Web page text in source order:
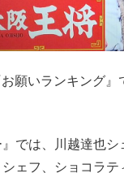
願いランキング
では、川越達也
ェフ、ショコラ